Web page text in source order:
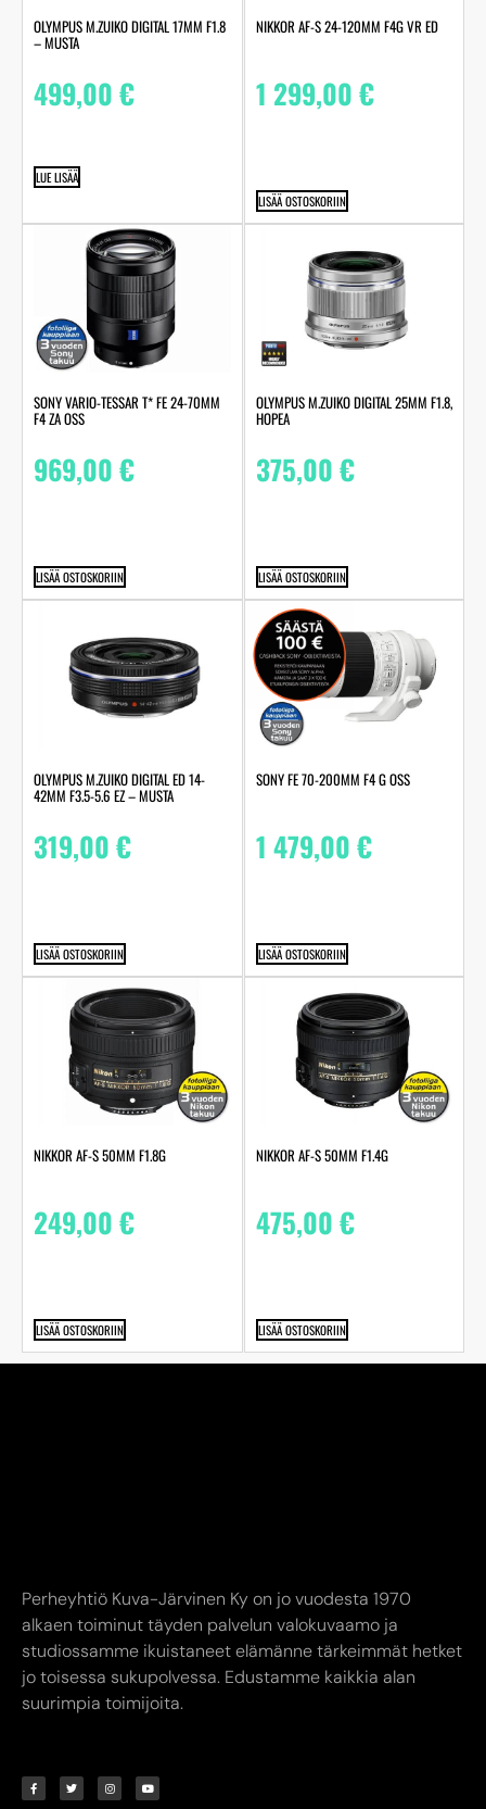
OLYMPUS M.ZUIKO DIGITAL 17MM F1.8
– MUSTA
499,00€
LUE LISÄÄ
NIKKOR AF-S 24-120MM F4G VR ED
1 299,00€
LISÄÄ OSTOSKORIIN
SONY VARIO-TESSAR T* FE 24-70MM
F4 ZA OSS
969,00€
LISÄÄ OSTOSKORIIN
OLYMPUS M.ZUIKO DIGITAL 25MM F1.8,
HOPEA
375,00€
LISÄÄ OSTOSKORIIN
OLYMPUS M.ZUIKO DIGITAL ED 14-
42MM F3.5-5.6 EZ – MUSTA
319,00€
LISÄÄ OSTOSKORIIN
SONY FE 70-200MM F4 G OSS
1 479,00€
LISÄÄ OSTOSKORIIN
NIKKOR AF-S 50MM F1.8G
249,00€
LISÄÄ OSTOSKORIIN
NIKKOR AF-S 50MM F1.4G
475,00€
LISÄÄ OSTOSKORIIN
Perheyhtiö Kuva-Järvinen Ky on jo vuodesta 1970
alkaen toiminut täyden palvelun valokuvaamo ja
studiossamme ikuistaneet elämänne tärkeimmät hetket
jo toisessa sukupolvessa. Edustamme kaikkia alan
suurimpia toimijoita.